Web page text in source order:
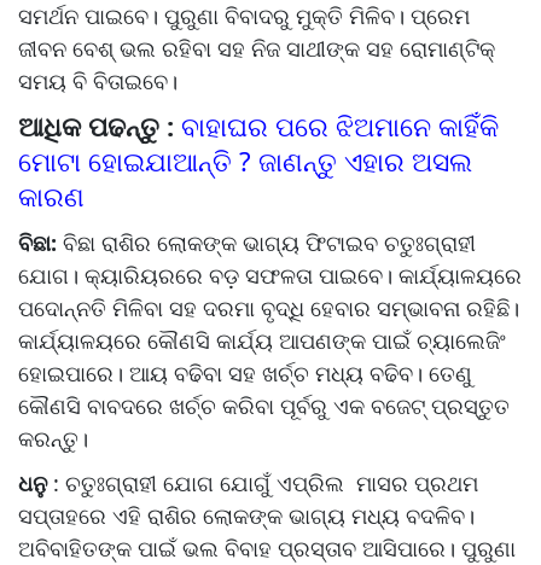
ସମର୍ଥନ ପାଇବେ। ପୁରୁଣା ବିବାଦରୁ ମୁକ୍ତି ମିଳିବ। ପ୍ରେମ
ଜୀବନ ବେଶ୍ ଭଲ ରହିବା ସହ ନିଜ ସାଥୀଙ୍କ ସହ ରୋମାଣ୍ଟିକ୍
ସମୟ ବି ବିତାଇବେ।
ଆଧିକ ପଢନ୍ତୁ : ବାହାଘର ପରେ ଝିଅମାନେ କାହିଁକି
ମୋଟା ହୋଇଯାଆନ୍ତି ? ଜାଣନ୍ତୁ ଏହାର ଅସଲ
କାରଣ
ବିଛା: ବିଛା ରାଶିର ଲୋକଙ୍କ ଭାଗ୍ୟ ଫିଟାଇବ ଚତୁଃଗ୍ରାହୀ
ଯୋଗ। କ୍ୟାରିୟରରେ ବଡ଼ ସଫଳତା ପାଇବେ। କାର୍ଯ୍ୟାଳୟରେ
ପଦୋନ୍ନତି ମିଳିବା ସହ ଦରମା ବୃଦ୍ଧି ହେବାର ସମ୍ଭାବନା ରହିଛି।
କାର୍ଯ୍ୟାଳୟରେ କୌଣସି କାର୍ଯ୍ୟ ଆପଣଙ୍କ ପାଇଁ ଚ୍ୟାଲେଜିଂ
ହୋଇପାରେ। ଆୟ ବଢିବା ସହ ଖର୍ଚ୍ଚ ମଧ୍ୟ ବଢିବ। ତେଣୁ
କୌଣସି ବାବଦରେ ଖର୍ଚ୍ଚ କରିବା ପୂର୍ବରୁ ଏକ ବଜେଟ୍ ପ୍ରସ୍ତୁତ
କରନ୍ତୁ।
ଧନୁ : ଚତୁଃଗ୍ରାହୀ ଯୋଗ ଯୋଗୁଁ ଏପ୍ରିଲ ମାସର ପ୍ରଥମ
ସପ୍ତାହରେ ଏହି ରାଶିର ଲୋକଙ୍କ ଭାଗ୍ୟ ମଧ୍ୟ ବଦଳିବ।
ଅବିବାହିତଙ୍କ ପାଇଁ ଭଲ ବିବାହ ପ୍ରସ୍ତାବ ଆସିପାରେ। ପୁରୁଣା